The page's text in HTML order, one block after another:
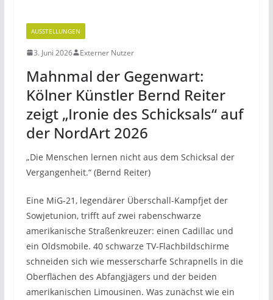
AUSSTELLUNGEN
3. Juni 2026 Externer Nutzer
Mahnmal der Gegenwart:
Kölner Künstler Bernd Reiter
zeigt „Ironie des Schicksals“ auf
der NordArt 2026
„Die Menschen lernen nicht aus dem Schicksal der
Vergangenheit.“ (Bernd Reiter)
Eine MiG-21, legendärer Überschall-Kampfjet der
Sowjetunion, trifft auf zwei rabenschwarze
amerikanische Straßenkreuzer: einen Cadillac und
ein Oldsmobile. 40 schwarze TV-Flachbildschirme
schneiden sich wie messerscharfe Schrapnells in die
Oberflächen des Abfangjägers und der beiden
amerikanischen Limousinen. Was zunächst wie ein